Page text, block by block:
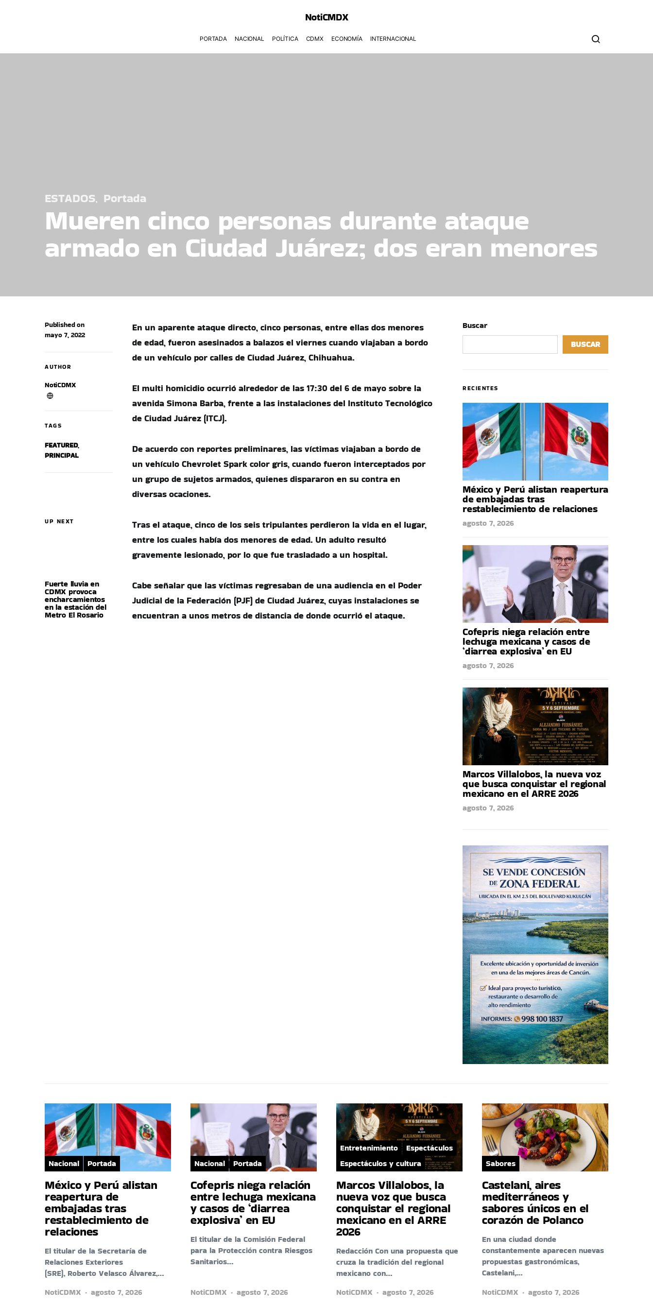
NotiCMDX
PORTADA NACIONAL POLÍTICA CDMX ECONOMÍA INTERNACIONAL
ESTADOS Portada
Mueren cinco personas durante ataque
armado en Ciudad Juárez; dos eran menores
UP NEXT
Fuerte lluvia en
CDMX provoca
encharcamientos
en la estación del
Metro El Rosario
Published on
mayo 7, 2022
AUTHOR
NotiCDMX
TAGS
FEATURED,
PRINCIPAL
En un aparente ataque directo, cinco personas, entre ellas dos menores
de edad, fueron asesinados a balazos el viernes cuando viajaban a bordo
de un vehículo por calles de Ciudad Juárez, Chihuahua.
El multi homicidio ocurrió alrededor de las 17:30 del 6 de mayo sobre la
avenida Simona Barba, frente a las instalaciones del Instituto Tecnológico
de Ciudad Juárez (ITCJ).
De acuerdo con reportes preliminares, las víctimas viajaban a bordo de
un vehículo Chevrolet Spark color gris, cuando fueron interceptados por
un grupo de sujetos armados, quienes dispararon en su contra en
diversas ocaciones.
Tras el ataque, cinco de los seis tripulantes perdieron la vida en el lugar,
entre los cuales había dos menores de edad. Un adulto resultó
gravemente lesionado, por lo que fue trasladado a un hospital.
Cabe señalar que las víctimas regresaban de una audiencia en el Poder
Judicial de la Federación (PJF) de Ciudad Juárez, cuyas instalaciones se
encuentran a unos metros de distancia de donde ocurrió el ataque.
Buscar
BUSCAR
RECIENTES
México y Perú alistan reapertura
de embajadas tras
restablecimiento de relaciones
agosto 7, 2026
Cofepris niega relación entre
lechuga mexicana y casos de
‘diarrea explosiva’ en EU
agosto 7, 2026
Marcos Villalobos, la nueva voz
que busca conquistar el regional
mexicano en el ARRE 2026
agosto 7, 2026
Nacional Portada
México y Perú alistan
reapertura de
embajadas tras
restablecimiento de
relaciones
El titular de la Secretaría de
Relaciones Exteriores
(SRE), Roberto Velasco Álvarez,…
NotiCDMX
agosto 7, 2026
Nacional Portada
Cofepris niega relación
entre lechuga mexicana
y casos de ‘diarrea
explosiva’ en EU
El titular de la Comisión Federal
para la Protección contra Riesgos
Sanitarios…
NotiCDMX agosto 7, 2026
Entretenimiento
Espectáculos
Espectáculos y cultura
Marcos Villalobos, la
nueva voz que busca
conquistar el regional
mexicano en el ARRE
2026
Redacción Con una propuesta que
cruza la tradición del regional
mexicano con…
NotiCDMX
agosto 7, 2026
Sabores
Castelani, aires
mediterráneos y
sabores únicos en el
corazón de Polanco
En una ciudad donde
constantemente aparecen nuevas
propuestas gastronómicas,
Castelani,…
NotiCDMX
agosto 7, 2026